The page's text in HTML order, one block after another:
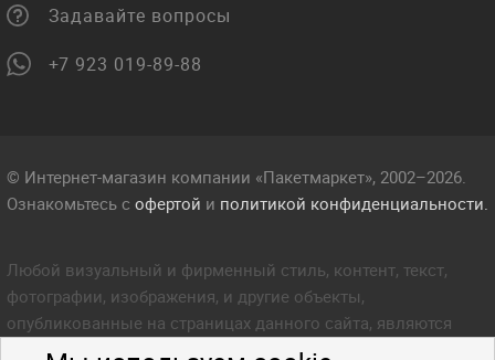
Задавайте вопросы
+7 923 019-89-88
© Интернет-магазин компании «Пакетмаркет», 2002–2026.
Ознакомьтесь с офертой и политикой конфиденциальности.
Любой визуальный и фирменный стиль, контент, текст,
фотографии, изображения, и другие объекты,
опубликованные на страницах данного сайта, являются
объектом прав интеллектуальной собственности компании